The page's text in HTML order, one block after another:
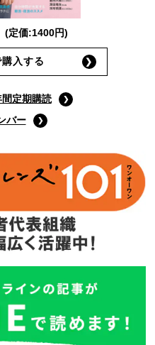
(定価:1400円)
入する
間定期購読
バー